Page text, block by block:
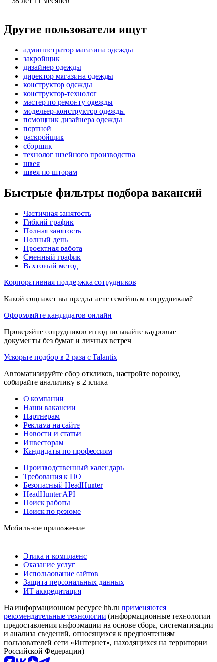
Другие пользователи ищут
администратор магазина одежды
закройщик
дизайнер одежды
директор магазина одежды
конструктор одежды
конструктор-технолог
мастер по ремонту одежды
модельер-конструктор одежды
помощник дизайнера одежды
портной
раскройщик
сборщик
технолог швейного производства
швея
швея по шторам
Быстрые фильтры подбора вакансий
Частичная занятость
Гибкий график
Полная занятость
Полный день
Проектная работа
Сменный график
Вахтовый метод
Корпоративная поддержка сотрудников
Какой соцпакет вы предлагаете семейным сотрудникам?
Оформляйте кандидатов онлайн
Проверяйте сотрудников и подписывайте кадровые
документы без бумаг и личных встреч
Ускорьте подбор в 2 раза с Talantix
Автоматизируйте сбор откликов, настройте воронку,
собирайте аналитику в 2 клика
О компании
Наши вакансии
Партнерам
Реклама на сайте
Новости и статьи
Инвесторам
Кандидаты по профессиям
Производственный календарь
Требования к ПО
Безопасный HeadHunter
HeadHunter API
Поиск работы
Поиск по резюме
Мобильное приложение
Этика и комплаенс
Оказание услуг
Использование сайтов
Защита персональных данных
ИТ аккредитация
На информационном ресурсе hh.ru применяются
рекомендательные технологии (информационные технологии
предоставления информации на основе сбора, систематизации
и анализа сведений, относящихся к предпочтениям
пользователей сети «Интернет», находящихся на территории
Российской Федерации)